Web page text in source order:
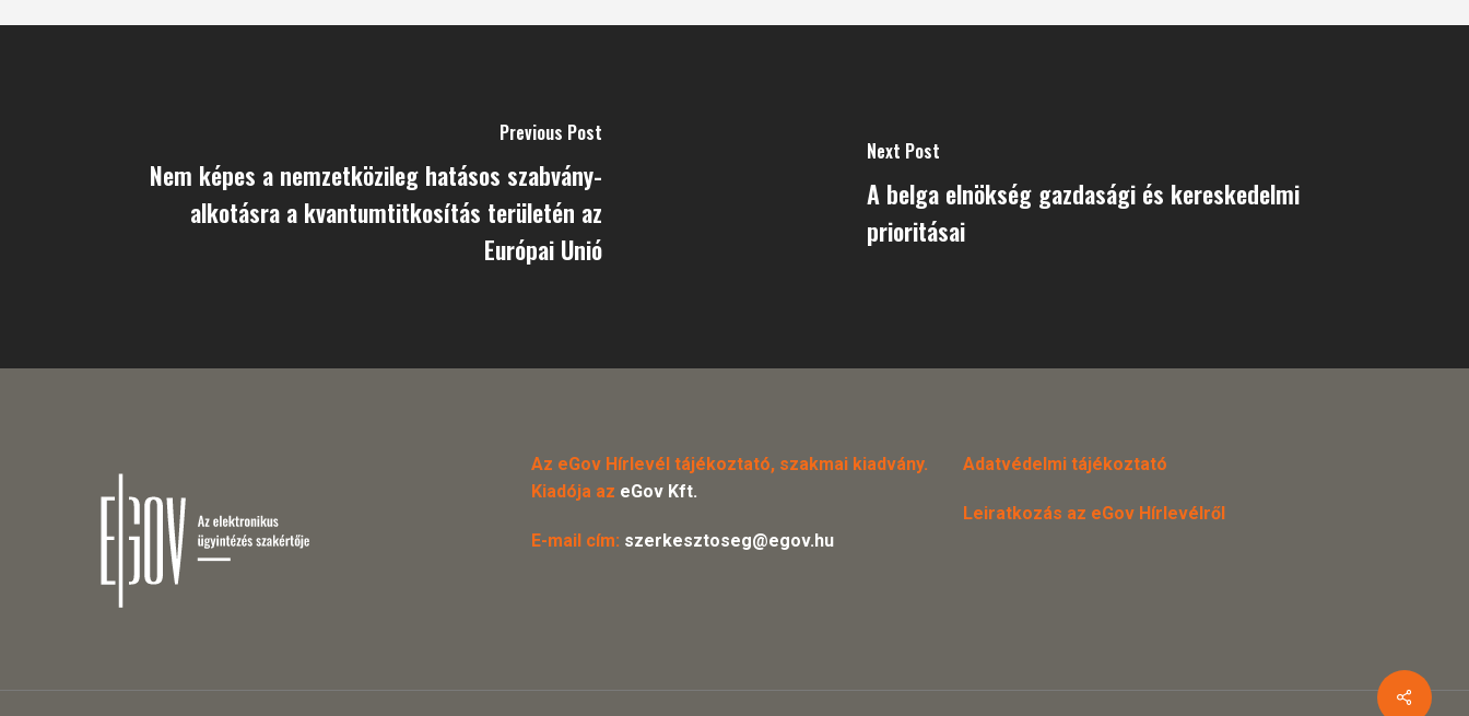
Previous Post
Nem képes a nemzetközileg hatásos szabvány­
alkotásra a kvantumtitkosítás területén az
Európai Unió
Next Post
A belga elnökség gazdasági és kereskedelmi
prioritásai
Az eGov Hírlevél tájékoztató, szakmai kiadvány.
Kiadója az eGov Kft.
E-mail cím: szerkesztoseg@egov.hu
Adatvédelmi tájékoztató
Leiratkozás az eGov Hírlevélről